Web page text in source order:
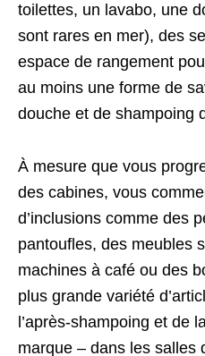
toilettes, un lavabo, une
sont rares en mer), des
espace de rangement
au moins une forme de
douche et de shampoing
À mesure que vous
des cabines, vous
d’inclusions comme des
pantoufles, des meubles
machines à café ou des
plus grande variété
l’après-shampoing et de
marque – dans les salles